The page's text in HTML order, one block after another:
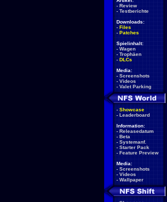
- Review
- Testberichte
Downloads:
- Files
- Patches
Spielinhalt:
- Wagen
- Trophäen
- DLCs
Media:
- Screenshots
- Videos
- Valet Parking
- Showcase
- Leaderboard
Information:
- Releasedatum
- Beta
- Systemanf.
- Starter Pack
- Feature Preview
Media:
- Screenshots
- Videos
- Wallpaper